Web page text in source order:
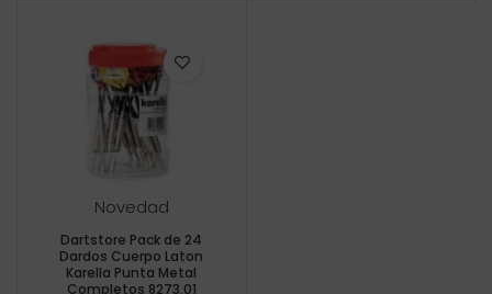
Novedad
Dartstore Pack de 24
Dardos Cuerpo Laton
Karella Punta Metal
Completos 8273.01